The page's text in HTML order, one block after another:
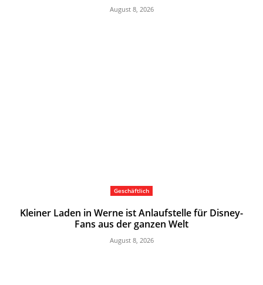
August 8, 2026
Geschäftlich
Kleiner Laden in Werne ist Anlaufstelle für Disney-
Fans aus der ganzen Welt
August 8, 2026